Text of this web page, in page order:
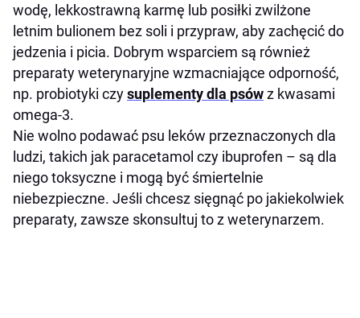
wodę, lekkostrawną karmę lub posiłki zwilżone
letnim bulionem bez soli i przypraw, aby zachęcić do
jedzenia i picia. Dobrym wsparciem są również
preparaty weterynaryjne wzmacniające odporność,
np. probiotyki czysuplementy dla psówz kwasami
omega-3.
Nie wolno podawać psu leków przeznaczonych dla
ludzi, takich jak paracetamol czy ibuprofen – są dla
niego toksyczne i mogą być śmiertelnie
niebezpieczne. Jeśli chcesz sięgnąć po jakiekolwiek
preparaty, zawsze skonsultuj to z weterynarzem.